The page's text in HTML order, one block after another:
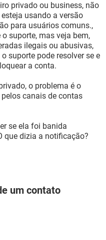
privado ou business, não
usando a versão
para usuários comuns.,
suporte, mas veja bem,
ilegais ou abusivas,
suporte pode resolver se e
a conta.
o problema é o
canais de contas
se ela foi banida
que dizia a notificação?
um contato